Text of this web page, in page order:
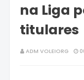
na Liga
titulares
ADM VOLEIORG